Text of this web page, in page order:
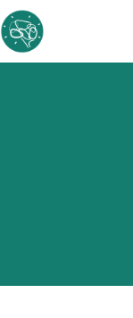
Passer
au
contenu